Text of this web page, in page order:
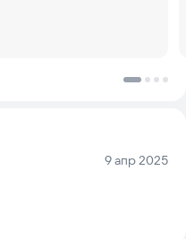
Дата:
9 апр 2025